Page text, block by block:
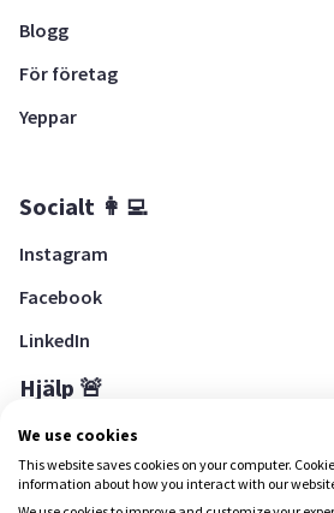
Blogg
För företag
Yeppar
Socialt 👩‍💻
Instagram
Facebook
LinkedIn
Hjälp 🚨
Hjälpcenter
We use cookies
This website saves cookies on your computer.
information about how you interact with our